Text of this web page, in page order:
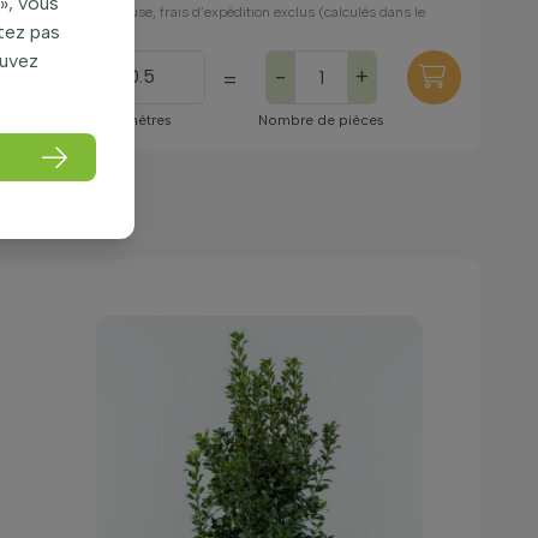
TVA incluse, frais d’expédition exclus (calculés dans le
No. de mètres
= - +
Nombre de pièces
pas